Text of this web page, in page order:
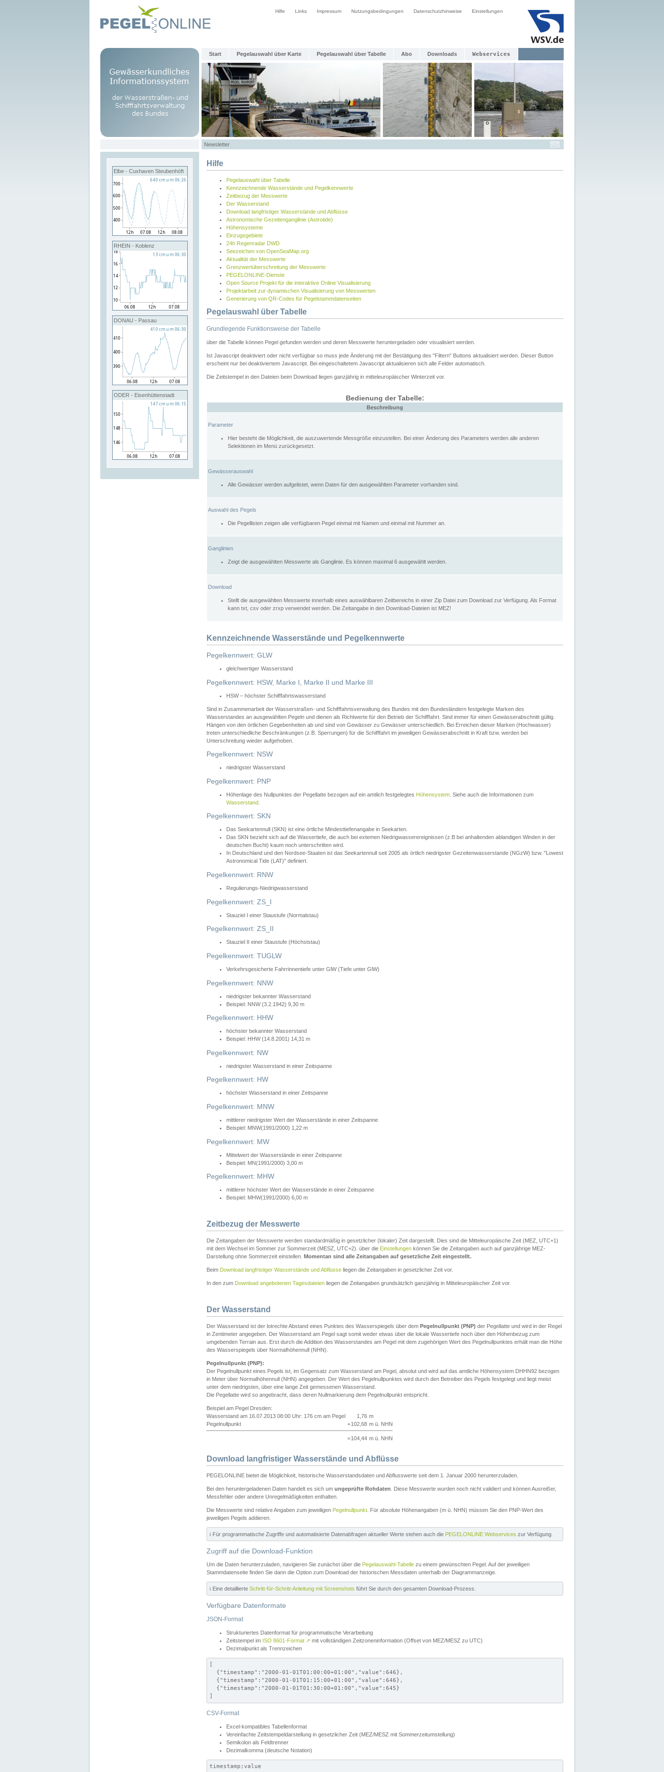
Hilfe Links Impressum Nutzungsbedingungen Datenschutzhinweise Einstellungen
Start Pegelauswahl über Karte Pegelauswahl über Tabelle Abo Downloads Webservices
Newsletter
Elbe - Cuxhaven Steubenhöft
RHEIN - Koblenz
DONAU - Passau
ODER - Eisenhüttenstadt
Hilfe
Pegelauswahl über Tabelle
Kennzeichnende Wasserstände und Pegelkennwerte
Zeitbezug der Messwerte
Der Wasserstand
Download langfristiger Wasserstände und Abflüsse
Astronomische Gezeitenganglinie (Astrotide)
Höhensysteme
Einzugsgebiete
24h Regenradar DWD
Seezeichen von OpenSeaMap.org
Aktualität der Messwerte
Grenzwertüberschreitung der Messwerte
PEGELONLINE-Dienste
Open Source Projekt für die interaktive Online Visualisierung
Projektarbeit zur dynamischen Visualisierung von Messwerten
Generierung von QR-Codes für Pegelstammdatenseiten
Pegelauswahl über Tabelle
Grundlegende Funktionsweise der Tabelle
über die Tabelle können Pegel gefunden werden und deren Messwerte heruntergeladen oder visualisiert werden.
Ist Javascript deaktiviert oder nicht verfügbar so muss jede Änderung mit der Bestätigung des "Filtern" Buttons aktualisiert werden. Dieser Button
erscheint nur bei deaktiviertem Javascript. Bei eingeschaltetem Javascript aktualisieren sich alle Felder automatisch.
Die Zeitstempel in den Dateien beim Download liegen ganzjährig in mitteleuropäischer Winterzeit vor.
Bedienung der Tabelle:
Beschreibung
Parameter
Hier besteht die Möglichkeit, die auszuwertende Messgröße einzustellen. Bei einer Änderung des Parameters werden alle anderen
Selektionen im Menü zurückgesetzt.
Gewässerauswahl
Alle Gewässer werden aufgelistet, wenn Daten für den ausgewählten Parameter vorhanden sind.
Auswahl des Pegels
Die Pegellisten zeigen alle verfügbaren Pegel einmal mit Namen und einmal mit Nummer an.
Ganglinien
Zeigt die ausgewählten Messwerte als Ganglinie. Es können maximal 6 ausgewählt werden.
Download
Stellt die ausgewählten Messwerte innerhalb eines auswählbaren Zeitbereichs in einer Zip Datei zum Download zur Verfügung. Als Format
kann txt, csv oder zrxp verwendet werden. Die Zeitangabe in den Download-Dateien ist MEZ!
Kennzeichnende Wasserstände und Pegelkennwerte
Pegelkennwert: GLW
gleichwertiger Wasserstand
Pegelkennwert: HSW, Marke I, Marke II und Marke III
HSW – höchster Schifffahrtswasserstand
Sind in Zusammenarbeit der Wasserstraßen- und Schifffahrtsverwaltung des Bundes mit den Bundesländern festgelegte Marken des
Wasserstandes an ausgewählten Pegeln und dienen als Richtwerte für den Betrieb der Schifffahrt. Sind immer für einen Gewässerabschnitt gültig.
Hängen von den örtlichen Gegebenheiten ab und sind von Gewässer zu Gewässer unterschiedlich. Bei Erreichen dieser Marken (Hochwasser)
treten unterschiedliche Beschränkungen (z.B. Sperrungen) für die Schifffahrt im jeweiligen Gewässerabschnitt in Kraft bzw. werden bei
Unterschreitung wieder aufgehoben.
Pegelkennwert: NSW
niedrigster Wasserstand
Pegelkennwert: PNP
Höhenlage des Nullpunktes der Pegellatte bezogen auf ein amtlich festgelegtes Höhensystem . Siehe auch die Informationen zum
Wasserstand
Pegelkennwert: SKN
Das Seekartennull (SKN) ist eine örtliche Mindesttiefenangabe in Seekarten.
Das SKN bezieht sich auf die Wassertiefe, die auch bei extemen Niedrigwasserereignissen (z.B bei anhaltenden ablandigen Winden in der
deutschen Bucht) kaum noch unterschritten wird.
In Deutschland und den Nordsee-Staaten ist das Seekartennull seit 2005 als örtlich niedrigster Gezeitenwasserstande (NGzW) bzw. "Lowest
Astronomical Tide (LAT)" definiert.
Pegelkennwert: RNW
Regulierungs-Niedrigwasserstand
Pegelkennwert: ZS_I
Stauziel I einer Staustufe (Normalstau)
Pegelkennwert: ZS_II
Stauziel II einer Staustufe (Höchststau)
Pegelkennwert: TUGLW
Verkehrsgesicherte Fahrrinnentiefe unter GlW (Tiefe unter GlW)
Pegelkennwert: NNW
niedrigster bekannter Wasserstand
Beispiel: NNW (3.2.1942) 9,30 m
Pegelkennwert: HHW
höchster bekannter Wasserstand
Beispiel: HHW (14.8.2001) 14,31 m
Pegelkennwert: NW
niedrigster Wasserstand in einer Zeitspanne
Pegelkennwert: HW
höchster Wasserstand in einer Zeitspanne
Pegelkennwert: MNW
mittlerer niedrigster Wert der Wasserstände in einer Zeitspanne
Beispiel: MNW(1991/2000) 1,22 m
Pegelkennwert: MW
Mittelwert der Wasserstände in einer Zeitspanne
Beispiel: MN(1991/2000) 3,00 m
Pegelkennwert: MHW
mittlerer höchster Wert der Wasserstände in einer Zeitspanne
Beispiel: MHW(1991/2000) 6,00 m
Zeitbezug der Messwerte
Die Zeitangaben der Messwerte werden standardmäßig in gesetzlicher (lokaler) Zeit dargestellt. Dies sind die Mitteleuropäische Zeit (MEZ, UTC+1)
mit dem Wechsel im Sommer zur Sommerzeit (MESZ, UTC+2). über die Einstellungen können Sie die Zeitangaben auch auf ganzjährige MEZ-
Darstellung ohne Sommerzeit einstellen. Momentan sind alle Zeitangaben auf gesetzliche Zeit eingestellt.
Beim Download langfristiger Wasserstände und Abflüsse liegen die Zeitangaben in gesetzlicher Zeit vor.
In den zum Download angebotenen Tagesdateien liegen die Zeitangaben grundsätzlich ganzjährig in Mitteleuropäischer Zeit vor.
Der Wasserstand
Der Wasserstand ist der lotrechte Abstand eines Punktes des Wasserspiegels über dem Pegelnullpunkt (PNP) der Pegellatte und wird in der Regel
in Zentimeter angegeben. Der Wasserstand am Pegel sagt somit weder etwas über die lokale Wassertiefe noch über den Höhenbezug zum
umgebenden Terrain aus. Erst durch die Addition des Wasserstandes am Pegel mit dem zugehörigen Wert des Pegelnullpunktes erhält man die Höhe
des Wasserspiegels über Normalhöhennull (NHN).
Pegelnullpunkt (PNP):
Der Pegelnullpunkt eines Pegels ist, im Gegensatz zum Wasserstand am Pegel, absolut und wird auf das amtliche Höhensystem DHHN92 bezogen
in Meter über Normalhöhennull (NHN) angegeben. Der Wert des Pegelnullpunktes wird durch den Betreiber des Pegels festgelegt und liegt meist
unter dem niedrigsten, über eine lange Zeit gemessenen Wasserstand.
Die Pegellatte wird so angebracht, dass deren Nullmarkierung dem Pegelnullpunkt entspricht.
Beispiel am Pegel Dresden:
Wasserstand am 16.07.2013 08:00 Uhr: 176 cm am Pegel
1,76 m
Pegelnullpunkt
+102,68 m ü. NHN
=104,44 m ü. NHN
Download langfristiger Wasserstände und Abflüsse
PEGELONLINE bietet die Möglichkeit, historische Wasserstandsdaten und Abflusswerte seit dem 1. Januar 2000 herunterzuladen.
Bei den heruntergeladenen Daten handelt es sich um ungeprüfte Rohdaten . Diese Messwerte wurden noch nicht validiert und können Ausreißer,
Messfehler oder andere Unregelmäßigkeiten enthalten.
Die Messwerte sind relative Angaben zum jeweiligen Pegelnullpunkt . Für absolute Höhenangaben (m ü. NHN) müssen Sie den PNP-Wert des
jeweiligen Pegels addieren.
ℹ️ Für programmatische Zugriffe und automatisierte Datenabfragen aktueller Werte stehen auch die PEGELONLINE Webservices zur Verfügung.
Zugriff auf die Download-Funktion
Um die Daten herunterzuladen, navigieren Sie zunächst über die Pegelauswahl-Tabelle zu einem gewünschten Pegel. Auf der jeweiligen
Stammdatenseite finden Sie dann die Option zum Download der historischen Messdaten unterhalb der Diagrammanzeige.
ℹ️ Eine detaillierte Schritt-für-Schritt-Anleitung mit Screenshots führt Sie durch den gesamten Download-Prozess.
Verfügbare Datenformate
JSON-Format
Strukturiertes Datenformat für programmatische Verarbeitung
Zeitstempel im ISO 8601-Format ↗ mit vollständigen Zeitzoneninformation (Offset von MEZ/MESZ zu UTC)
Dezimalpunkt als Trennzeichen
[
  {"timestamp":"2000-01-01T01:00:00+01:00","value":646},
  {"timestamp":"2000-01-01T01:15:00+01:00","value":646},
  {"timestamp":"2000-01-01T01:30:00+01:00","value":645}
]
CSV-Format
Excel-kompatibles Tabellenformat
Vereinfachte Zeitstempeldarstellung in gesetzlicher Zeit (MEZ/MESZ mit Sommerzeitumstellung)
Semikolon als Feldtrenner
Dezimalkomma (deutsche Notation)
timestamp;value